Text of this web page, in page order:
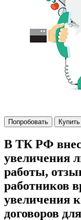
Попробовать
В ТК РФ
увеличения
работы,
работников
увеличения
договоров